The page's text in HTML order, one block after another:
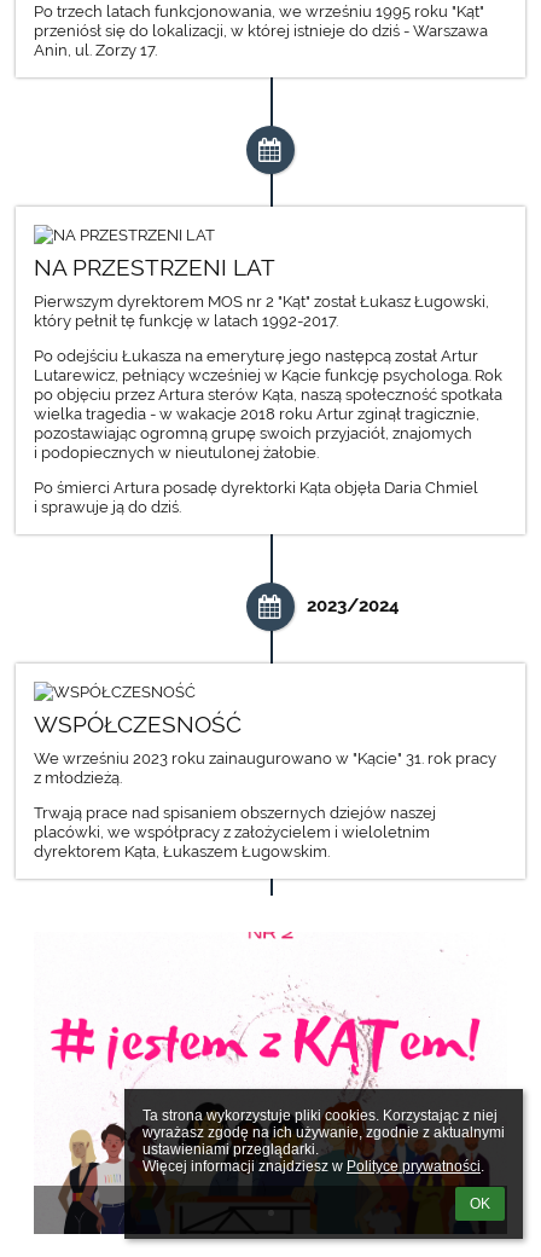
Ta strona wykorzystuje pliki cookies. Korzystając z niej
wyrażasz zgodę na ich używanie, zgodnie z aktualnymi
ustawieniami przeglądarki.
Więcej informacji znajdziesz w Polityce prywatności.
OK
Po trzech latach funkcjonowania, we wrześniu 1995 roku "Kąt"
przeniósł się do lokalizacji, w której istnieje do dziś - Warszawa
Anin, ul. Zorzy 17.
NA PRZESTRZENI LAT
Pierwszym dyrektorem MOS nr 2 "Kąt" został Łukasz Ługowski,
który pełnił tę funkcję w latach 1992-2017.
Po odejściu Łukasza na emeryturę jego następcą został Artur
Lutarewicz, pełniący wcześniej w Kącie funkcję psychologa. Rok
po objęciu przez Artura sterów Kąta, naszą społeczność spotkała
wielka tragedia - w wakacje 2018 roku Artur zginął tragicznie,
pozostawiając ogromną grupę swoich przyjaciół, znajomych
i podopiecznych w nieutulonej żałobie.
Po śmierci Artura posadę dyrektorki Kąta objęła Daria Chmiel
i sprawuje ją do dziś.
2023/2024
WSPÓŁCZESNOŚĆ
We wrześniu 2023 roku zainaugurowano w "Kącie" 31. rok pracy
z młodzieżą.
Trwają prace nad spisaniem obszernych dziejów naszej
placówki, we współpracy z założycielem i wieloletnim
dyrektorem Kąta, Łukaszem Ługowskim.